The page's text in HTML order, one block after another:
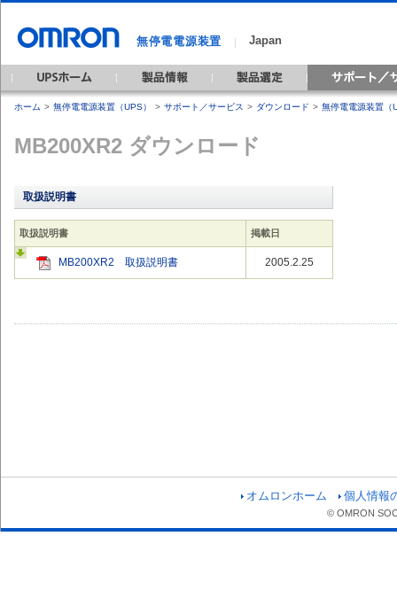
無停電電源装置 ｜ Japan
ホーム > 無停電電源装置（UPS） > サポート／サービス > ダウンロード > 無停電電源装置（
MB200XR2 ダウンロード
取扱説明書
取扱説明書 掲載日
MB200XR2 取扱説明書 2005.2.25
オムロンホーム 個人情報
© OMRON